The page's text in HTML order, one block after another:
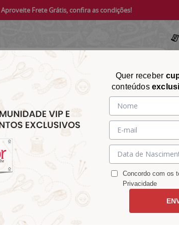
Aproveite Frete Grátis, confira as condições!
TECIDOS E
AVIAMENTOS
&
ACESSÓRIOS
TECIDOS
PARA
DECORAÇÃO
Quer receber
conteúdos
Concordo com os
Privacidade